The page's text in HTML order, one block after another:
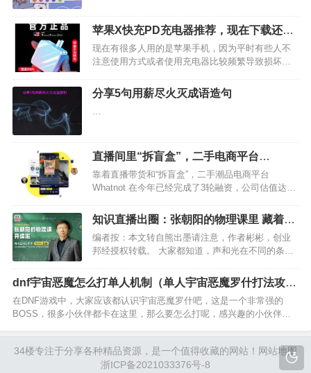
苹果X快充PD充电器推荐，现在下载还有
优惠券可以领呢
现在有很多人用的是苹果手机，因为平时有些人不
注意使用方式或者使用充电器比较频繁导致损坏。
的，不能用安卓手机的充电器充苹果手机。所以，
大家如果苹果手机充电器损坏了，需要购买的话就
要买个专门的苹果手机…
​分享5句用薪尽火灭成语造句
…
直播间里“拆盲盒”，二手电商平台
「Whatnot」拆出15亿美元丨快鲤鱼海外
靠着直播带货和“拆盲盒”，二手潮品电商平台
Whatnot 在今年已经完成了3轮融资，公司估值达到
认证转卖、直播拍卖、直播间开“盲盒”等看似有点
“中国味”的玩儿法，Whatnot一改美国二…
知识直播出圈：张朝阳的物理课里 藏着直
播的另一种答案
编者按：本文转自熊出墨请注意，作者彬彬，创业
邦经授权转载。 大家都知道，声和光在不同的条件
息的传播也是如此。 1970年，美国传播学者蒂奇纳
等人的研究小组提出了知识鸿沟的理论假设：社会
经济地位高的…
dnf宇宙恶魔怎么打单人机制（单人宇宙恶魔罗什打法攻
略）
在DNF游戏中，大家应该都认识宇宙恶魔罗什吧，这是一个非常强的
BOSS，很多小伙伴都卡在这里，那么要怎么打呢，感兴趣的小伙伴就
34楼专注于分享各种精品资源，是一个值得收藏的网站！ 网站地图
浙ICP备2021033376号-8